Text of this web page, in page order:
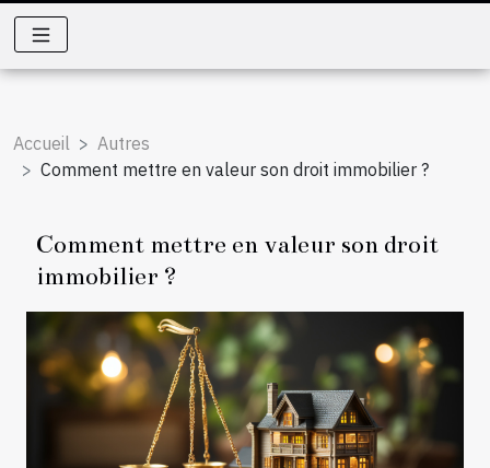
Accueil
Autres
Comment mettre en valeur son droit immobilier ?
Comment mettre en valeur son droit
immobilier ?